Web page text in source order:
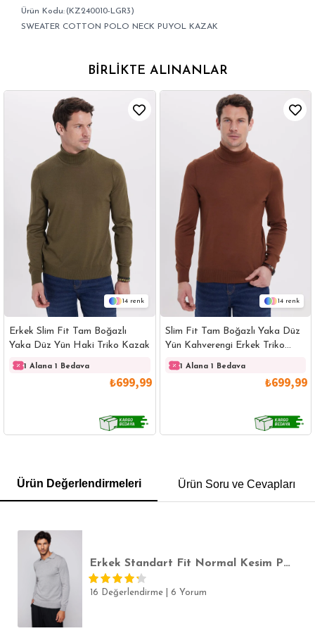
(KZ240010-LGR3)
SWEATER COTTON POLO NECK PUYOL KAZAK
BIRLIKTE ALINANLAR
14
Erkek Slim Fit Tam Boğazlı
Yaka Düz Yün Haki Triko Kazak
1 Alana 1 Bedava
₺699,99
14
Slim Fit Tam Boğazlı Yaka Düz
Yün Kahverengi Erkek Triko
Kazak
1 Alana 1 Bedava
₺699,99
POLO YAKA T-SHIRT KEMER BOXER
Ürün Değerlendirmeleri Ürün Soru ve Cevapları
Erkek Standart Fit Normal Kesim Polo V Yaka Gri Triko Kazak
16 Değerlendirme 6 Yorum